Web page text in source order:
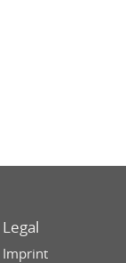
Legal
Imprint